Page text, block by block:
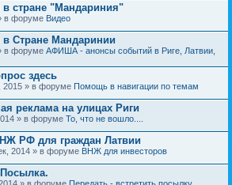
в стране "Мандариния"
в форуме Видео
Стране Мандаринии
в форуме АФИША - анонсы событий в Риге, Латвии,
здесь
2015 » в форуме Помощь в навигации по темам
реклама на улицах Риги
» в форуме То, что не вошло....
РФ для граждан Латвии
2014 » в форуме ВНЖ для инвесторов